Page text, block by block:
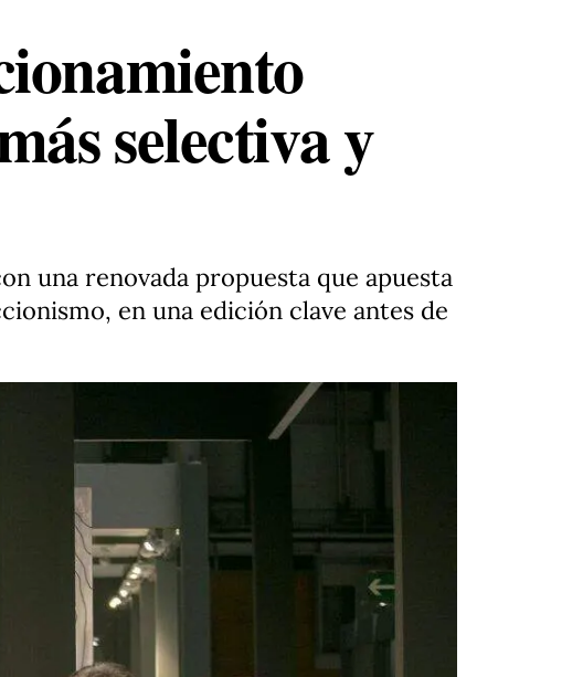
selectiva y
una renovada propuesta que apuesta
en una edición clave antes de